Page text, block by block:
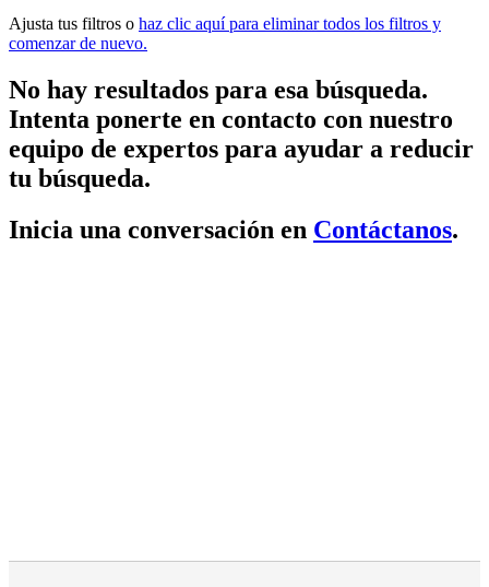
Ajusta tus filtros o haz clic aquí para eliminar todos los filtros y
comenzar de nuevo.
No hay resultados para esa búsqueda.
Intenta ponerte en contacto con nuestro
equipo de expertos para ayudar a reducir
tu búsqueda.
Inicia una conversación en Contáctanos.